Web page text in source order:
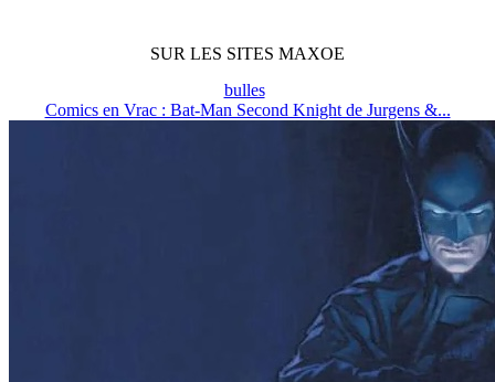
SUR LES SITES MAXOE
bulles
Comics en Vrac : Bat-Man Second Knight de Jurgens &...